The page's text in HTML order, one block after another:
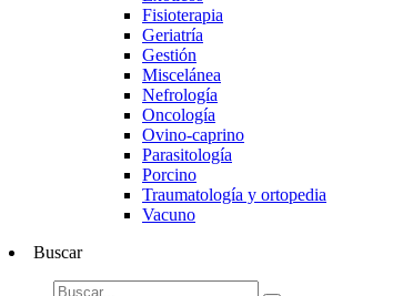
Fisioterapia
Geriatría
Gestión
Miscelánea
Nefrología
Oncología
Ovino-caprino
Parasitología
Porcino
Traumatología y ortopedia
Vacuno
Buscar